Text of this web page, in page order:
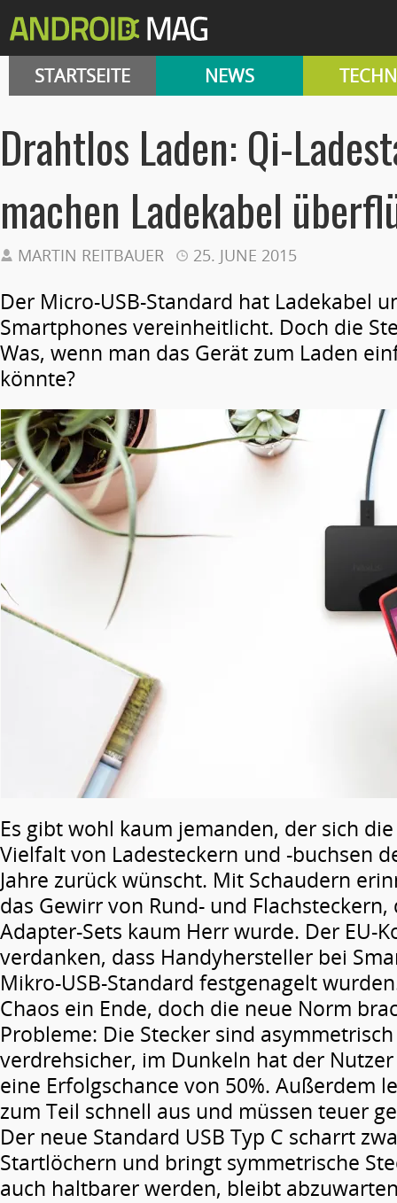
STARTSEITE NEWS
Drahtlos Laden: Qi-
machen Ladekabel
MARTIN REITBAUER 25. JUNE 2015
Der Micro-USB-Standard hat Ladekabel
Smartphones vereinheitlicht. Doch die
Was, wenn man das Gerät zum Laden
könnte?
Es gibt wohl kaum jemanden, der sich
Vielfalt von Ladesteckern und -buchsen
Jahre zurück wünscht. Mit Schaudern
das Gewirr von Rund- und
Adapter-Sets kaum Herr wurde. Der EU-
verdanken, dass Handyhersteller bei
Mikro-USB-Standard festgenagelt
Chaos ein Ende, doch die neue Norm
Probleme: Die Stecker sind
verdrehsicher, im Dunkeln hat der
eine Erfolgschance von 50%. Außerdem
zum Teil schnell aus und müssen teuer
Der neue Standard USB Typ C scharrt
Startlöchern und bringt symmetrische
auch ­haltbarer werden, bleibt